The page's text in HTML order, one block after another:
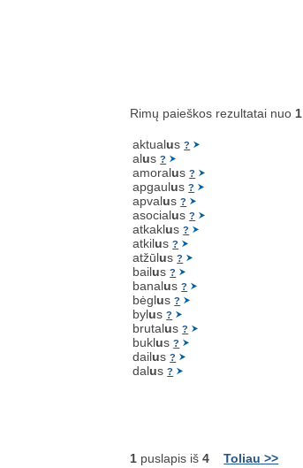
Rimų paieškos rezultatai nuo 1
aktualus?
alus?
amoralus?
apgaulus?
apvalus?
asocialus?
atkaklus?
atkilus?
atžūlus?
bailus?
banalus?
bėglus?
bylus?
brutalus?
buklus?
dailus?
dalus?
1 puslapis iš4 Toliau >>